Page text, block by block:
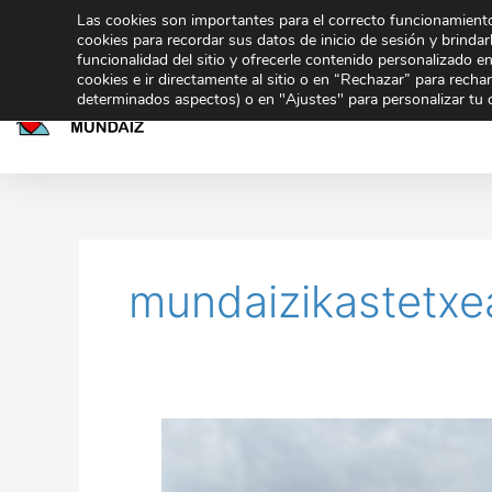
943 32 70 02 secretaria@gmundaiz.com
Inicio Educación
Las cookies son importantes para el correcto
cookies para recordar sus datos de inicio de sesión y
funcionalidad del sitio y ofrecerle contenido personalizado
cookies e ir directamente al sitio o en “Rechazar” para
determinados aspectos) o en "Ajustes" para personalizar tu